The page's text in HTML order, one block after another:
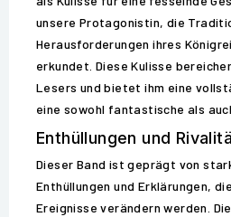
unsere Protagonistin, die
Herausforderungen ihres
erkundet. Diese Kulisse
Lesers und bietet ihm eine
eine sowohl fantastische als
Enthüllungen und
Dieser Band ist geprägt von
Enthüllungen und Erklärungen,
Ereignisse verändern werden.